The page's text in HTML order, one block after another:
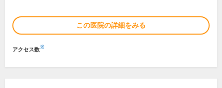
この医院の詳細をみる
アクセス数※